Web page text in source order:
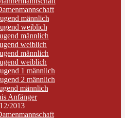
männlich
weiblich
männlich
weiblich
männlich
weiblich
1 männlich
2 männlich
männlich
Anfänger
2013